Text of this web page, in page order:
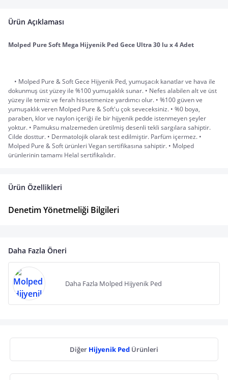
Ürün Açıklaması
Molped Pure Soft Mega Hijyenik Ped Gece Ultra 30 lu x 4 Adet
dokunmuş üst yüzey ile %100 yumuşaklık sunar. • Nefes alabilen alt ve üst
yüzey ile temiz ve ferah hissetmenize yardımcı olur. • %100 güven ve
yumuşaklık veren Molped Pure & Soft'u çok seveceksiniz. • %0 boya,
paraben, klor ve naylon içeriği ile bir hijyenik pedde istenmeyen şeyler
yoktur. • Pamuksu malzemeden üretilmiş desenli tekli sargılara sahiptir.
Cilde dosttur. • Dermatolojik olarak test edilmiştir. Parfüm içermez. •
Molped Pure & Soft ürünleri Vegan sertifikasına sahiptir. • Molped
ürünlerinin tamamı Helal sertifikalıdır.
Ürün Özellikleri
Denetim Yönetmeliği Bilgileri
Daha Fazla Öneri
Daha Fazla Molped Hijyenik Ped
Diğer Hijyenik Ped Ürünleri